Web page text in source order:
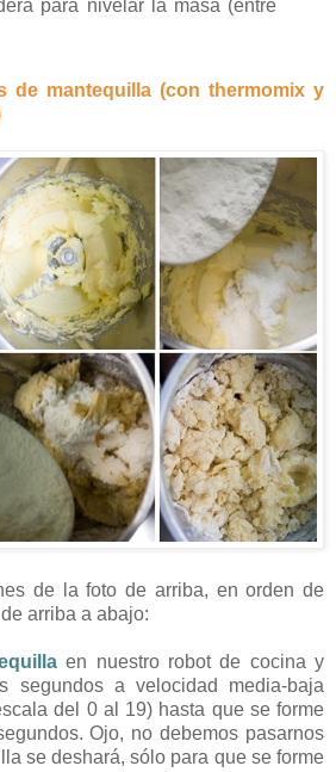
para nivelar la masa (entre
de mantequilla (con thermomix y
de la foto de arriba, en orden de
arriba a abajo:
en nuestro robot de cocina y
segundos a velocidad media-baja
del 0 al 19) hasta que se forme
Ojo, no debemos pasarnos
se deshará, sólo para que se forme